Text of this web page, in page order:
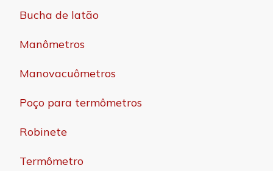
Bucha de latão
Manômetros
Manovacuômetros
Poço para termômetros
Robinete
Termômetro